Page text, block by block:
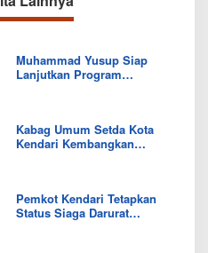
Muhammad Yusup Siap
Lanjutkan Program
Kabag Umum Setda Kota
Kendari Kembangkan
Pemkot Kendari Tetapkan
Status Siaga Darurat